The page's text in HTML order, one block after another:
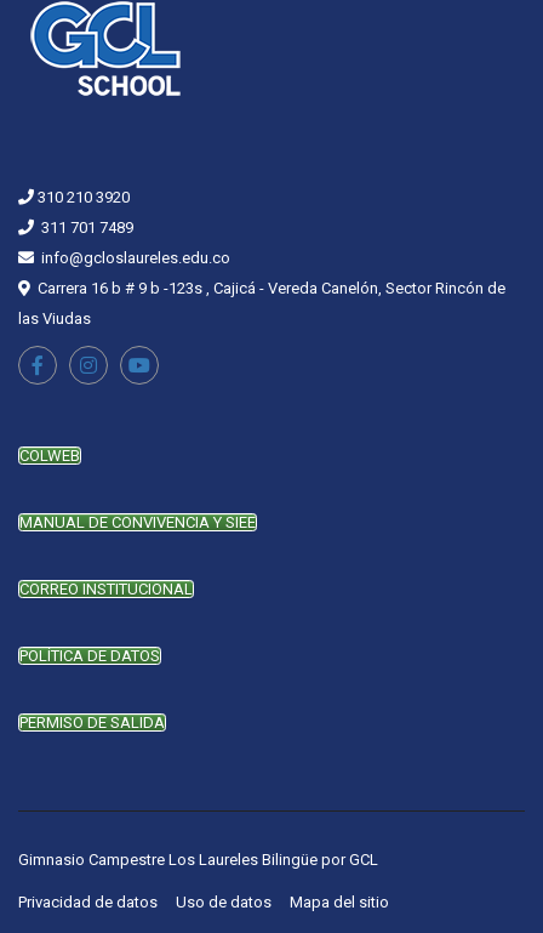
310 210 3920
311 701 7489
info@gcloslaureles.edu.co
Carrera 16 b # 9 b -123s , Cajicá - Vereda Canelón, Sector Rincón de
las Viudas
COLWEB
MANUAL DE CONVIVENCIA Y SIEE
CORREO INSTITUCIONAL
POLÍTICA DE DATOS
PERMISO DE SALIDA
Gimnasio Campestre Los Laureles Bilingüe porGCL
Privacidad de datos Uso de datos Mapa del sitio